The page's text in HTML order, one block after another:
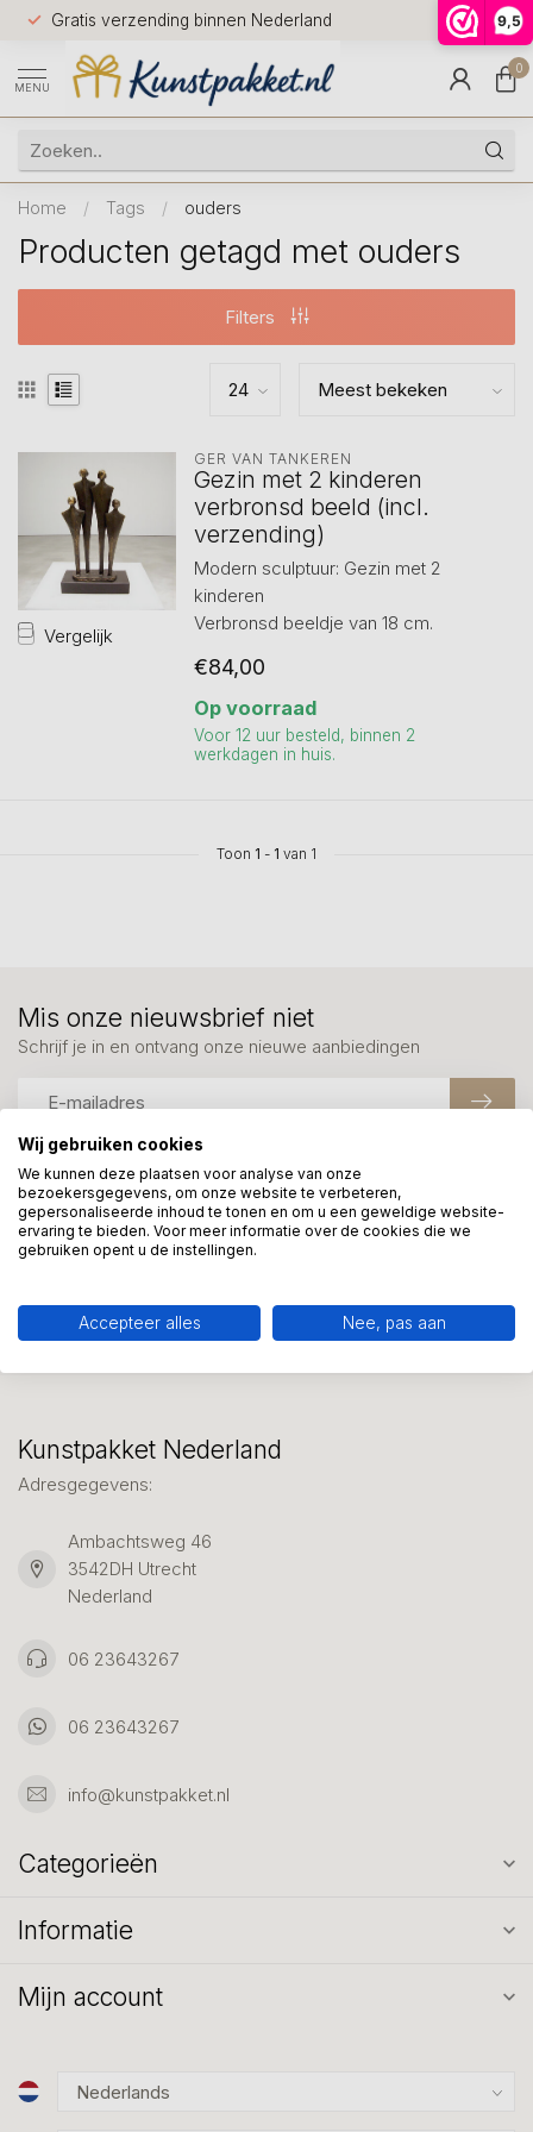
9,5
Gratis verzending binnen Nederland
Voor
huis
9.5
MENU
0
Home / Tags / ouders
Producten getagd met ouders
Filters
Vergelijk
GER VAN TANKEREN
Gezin met 2 kinderen
verbronsd beeld (incl.
verzending)
Modern sculptuur: Gezin met 2
kinderen
Verbronsd beeldje van 18 cm.
€84,00
Op voorraad
Voor 12 uur besteld, binnen 2
werkdagen in huis.
Toon 1 - 1 van 1
Meer informatie?
We helpen graag met uw keuze of geven advies, bel of app
ons 7 dagen per week: 06-23643267
Klantenservice
Mis onze nieuwsbrief niet
Schrijf je in en ontvang onze nieuwe aanbiedingen
Kunstpakket Nederland
Adresgegevens:
Ambachtsweg 46
3542DH Utrecht
Nederland
06 23643267
06 23643267
info@kunstpakket.nl
Categorieën
Informatie
Mijn account
Wij gebruiken cookies
We kunnen deze plaatsen voor analyse van onze
bezoekersgegevens, om onze website te verbeteren,
gepersonaliseerde inhoud te tonen en om u een geweldige website-
ervaring te bieden. Voor meer informatie over de cookies die we
gebruiken opent u de instellingen.
Accepteer alles Nee, pas aan